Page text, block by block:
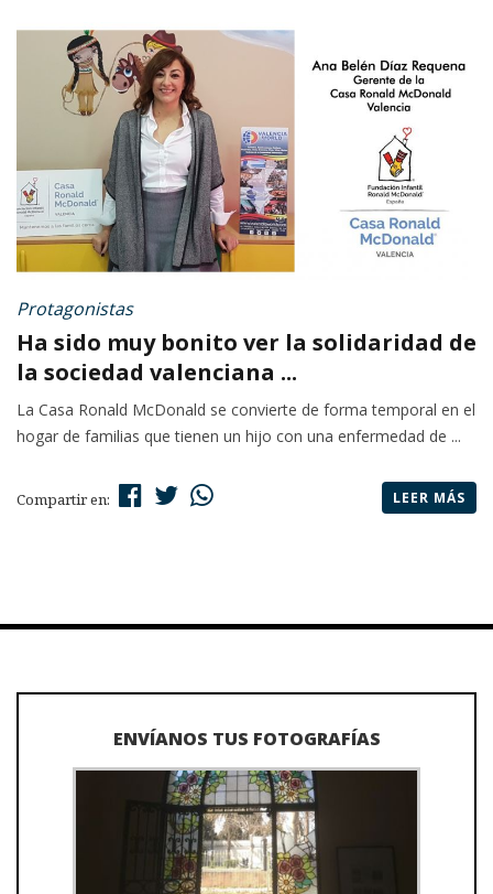
Protagonistas
Ha sido muy bonito ver la solidaridad de
la sociedad valenciana ...
La Casa Ronald McDonald se convierte de forma temporal en el
hogar de familias que tienen un hijo con una enfermedad de ...
Compartir en: LEER MÁS
ENVÍANOS TUS FOTOGRAFÍAS